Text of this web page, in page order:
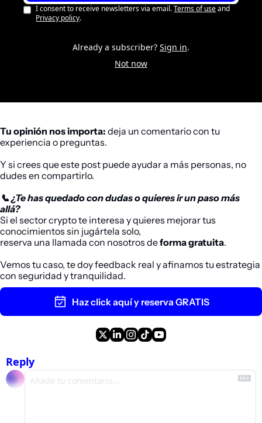
I consent to receive newsletters via email. Terms of use and
Privacy policy.
Already a subscriber? Sign in.
Not now
Tu opinión nos importa: deja un comentario con tu
experiencia o preguntas.
Y si crees que este post puede ayudar a más personas, no
dudes en compartirlo.
📞 ¿Te has quedado con dudas o quieres ir un paso más
allá?
Si el sector crypto te interesa y quieres mejorar tus
conocimientos sin jugártela solo,
reserva una llamada con nosotros de forma gratuita.
Vemos tu caso, te doy feedback real y afinamos tu estrategia
con seguridad y tranquilidad.
Haz click aquí y reserva GRATIS
Reply